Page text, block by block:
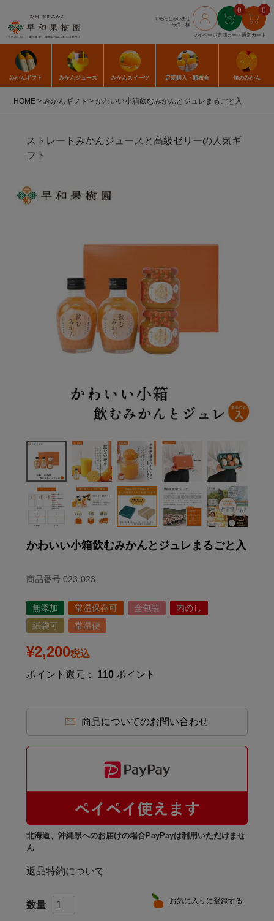
いらっしゃいませ
/ゲスト様
マイページ
0
定期カート
0
通常カート
みかんギフト みかんジュース みかんスイーツ 定期購入 ・頒布会 旬のみかん
HOME みかんギフト かわいい小箱飲むみかんとジュレまるごと入
ストレートみかんジュースと高級ゼリーの人気ギ
フト
かわいい小箱飲むみかんとジュレまるごと入
商品番号 023-023
無添加 常温保存可 全包装
内のし
紙袋可
常温便
¥2,200税込
ポイント還元：
110 ポイント
商品についてのお問い合わせ
北海道、沖縄県へのお届けの場合PayPayは利用いただけませ
ん
返品特約について
お気に入りに登録する